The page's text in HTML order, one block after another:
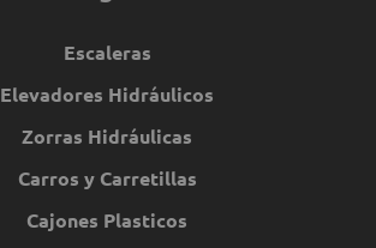
Escaleras
Elevadores Hidráulicos
Zorras Hidráulicas
Carros y Carretillas
Cajones Plasticos